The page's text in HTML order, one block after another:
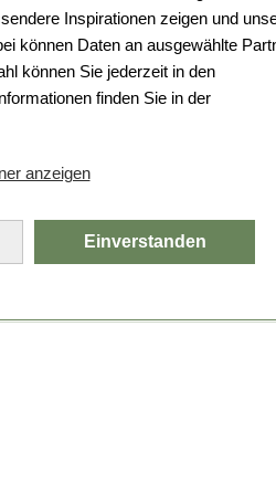
Inspirationen zeigen und
können Daten an ausgewählte
können Sie jederzeit in den
finden Sie in der
anzeigen
Einverstanden
schiefgelaufen.
Fehler aufgetreten.
die Seite neu.